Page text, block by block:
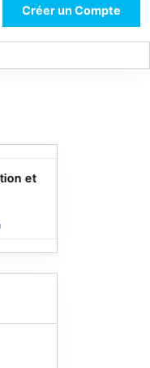
Créer un Compte
et